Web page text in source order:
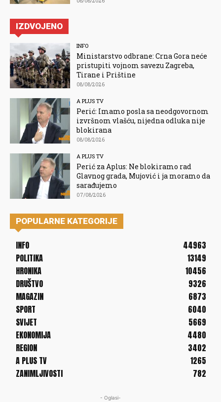
IZDVOJENO
INFO
Ministarstvo odbrane: Crna Gora neće
pristupiti vojnom savezu Zagreba,
Tirane i Prištine
08/08/2026
A PLUS TV
Perić: Imamo posla sa neodgovornom
izvršnom vlašću, nijedna odluka nije
blokirana
08/08/2026
A PLUS TV
Perić za Aplus: Ne blokiramo rad
Glavnog grada, Mujović i ja moramo da
sarađujemo
07/08/2026
POPULARNE KATEGORIJE
INFO
44963
POLITIKA
13149
HRONIKA
10456
DRUŠTVO
9326
MAGAZIN
6873
SPORT
6040
SVIJET
5669
EKONOMIJA
4480
REGION
3402
A PLUS TV
1265
ZANIMLJIVOSTI
782
- Oglasi-